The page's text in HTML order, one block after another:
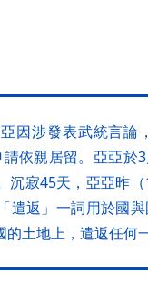
因涉發表武統言論
依親居留。亞亞於
沉寂45天，亞亞昨
遣返」一詞用於國
的土地上，遣返任何